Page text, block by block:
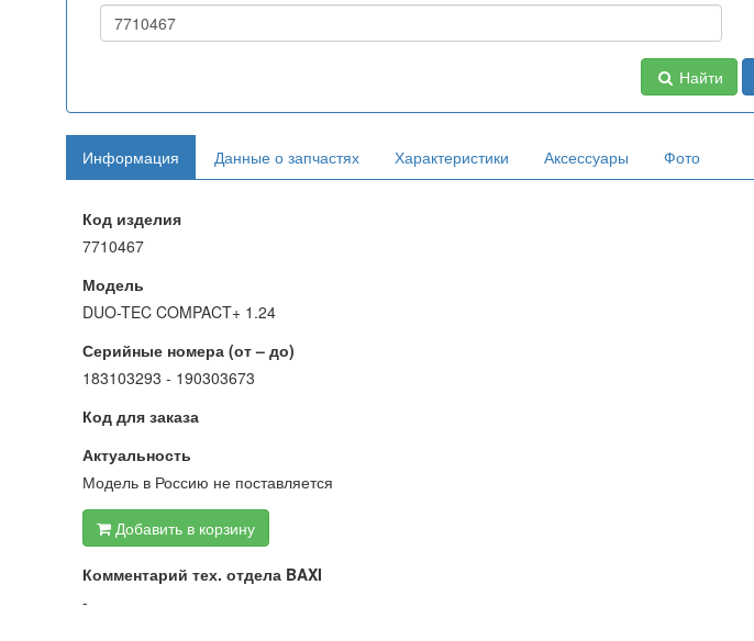
Найти
Информация Данные о запчастях Характеристики Аксессуары Фото
Код изделия
7710467
Модель
DUO-TEC COMPACT+ 1.24
Серийные номера (от – до)
183103293 - 190303673
Код для заказа
Актуальность
Модель в Россию не поставляется
Добавить в корзину
Комментарий тех. отдела BAXI
-